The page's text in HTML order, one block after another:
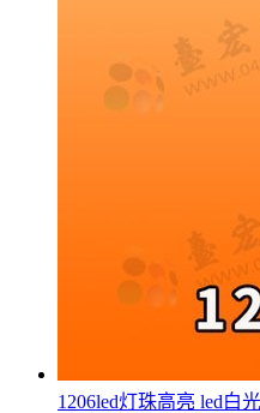
1206led灯珠高亮 led白